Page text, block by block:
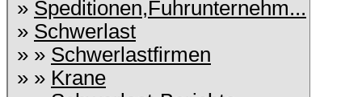
» Speditionen,Fuhrunternehm...
» Schwerlast
» » Schwerlastfirmen
» » Krane